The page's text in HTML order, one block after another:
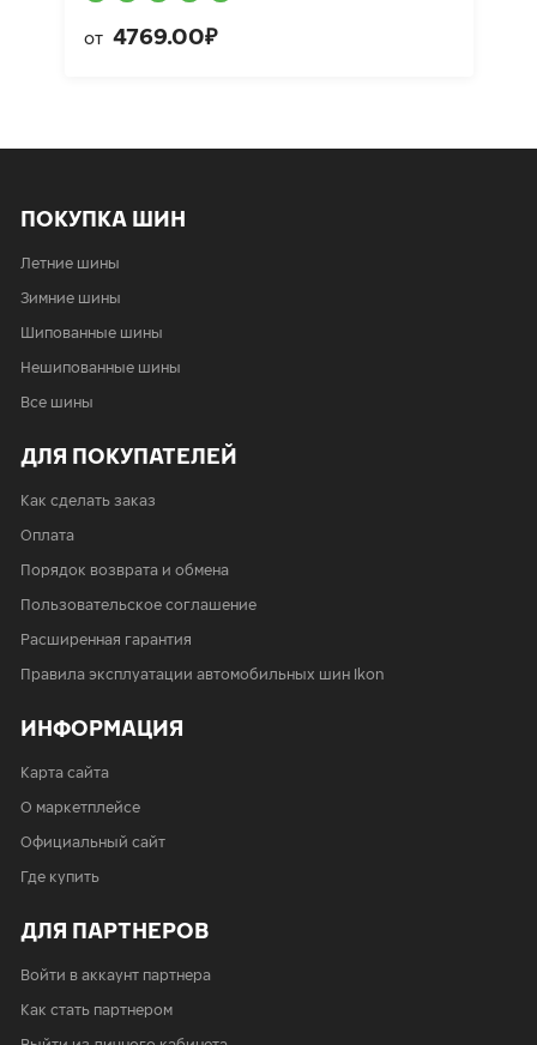
от 4769.00₽
ПОКУПКА ШИН
Летние шины
Зимние шины
Шипованные шины
Нешипованные шины
Все шины
ДЛЯ ПОКУПАТЕЛЕЙ
Как сделать заказ
Оплата
Порядок возврата и обмена
Пользовательское соглашение
Расширенная гарантия
Правила эксплуатации автомобильных шин Ikon
ИНФОРМАЦИЯ
Карта сайта
О маркетплейсе
Официальный сайт
Где купить
ДЛЯ ПАРТНЕРОВ
Войти в аккаунт партнера
Как стать партнером